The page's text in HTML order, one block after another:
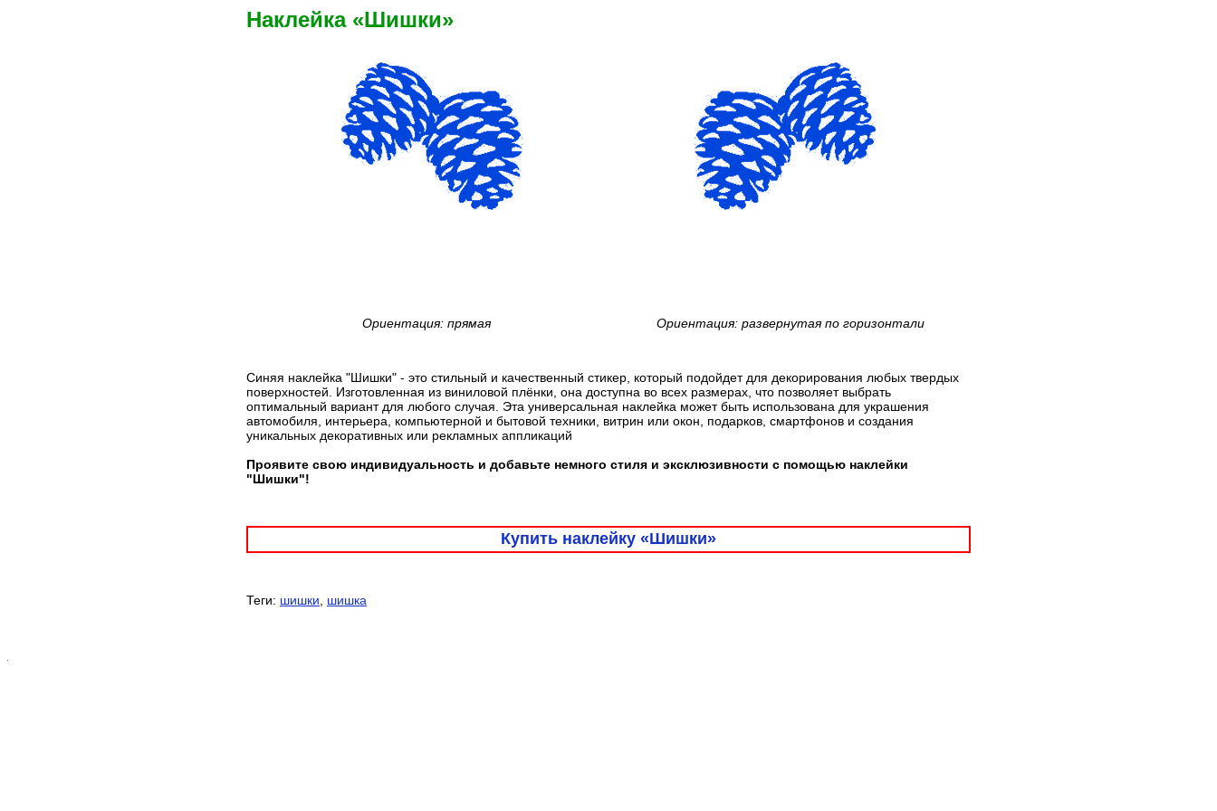
Наклейка «Шишки»
Ориентация: прямая Ориентация: развернутая по горизонтали
Синяя наклейка "Шишки" - это стильный и качественный стикер, который подойдет для декорирования любых твердых
поверхностей. Изготовленная из виниловой плёнки, она доступна во всех размерах, что позволяет выбрать
оптимальный вариант для любого случая. Эта универсальная наклейка может быть использована для украшения
автомобиля, интерьера, компьютерной и бытовой техники, витрин или окон, подарков, смартфонов и создания
уникальных декоративных или рекламных аппликаций
Проявите свою индивидуальность и добавьте немного стиля и эксклюзивности с помощью наклейки
"Шишки"!
Купить наклейку «Шишки»
Теги: шишки, шишка